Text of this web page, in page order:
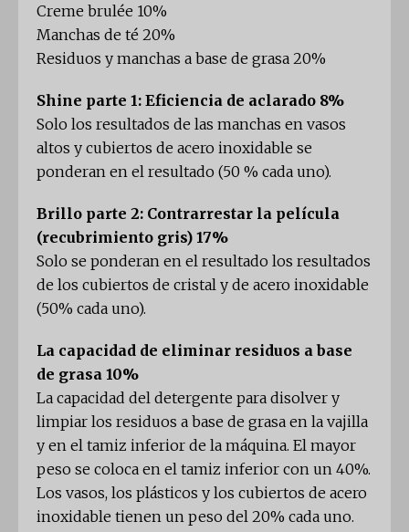
Creme brulée 10%
Manchas de té 20%
Residuos y manchas a base de grasa 20%
Shine parte 1: Eficiencia de aclarado 8%
Solo los resultados de las manchas en vasos
altos y cubiertos de acero inoxidable se
ponderan en el resultado (50 % cada uno).
Brillo parte 2: Contrarrestar la película
(recubrimiento gris) 17%
Solo se ponderan en el resultado los resultados
de los cubiertos de cristal y de acero inoxidable
(50% cada uno).
La capacidad de eliminar residuos a base
de grasa 10%
La capacidad del detergente para disolver y
limpiar los residuos a base de grasa en la vajilla
y en el tamiz inferior de la máquina. El mayor
peso se coloca en el tamiz inferior con un 40%.
Los vasos, los plásticos y los cubiertos de acero
inoxidable tienen un peso del 20% cada uno.